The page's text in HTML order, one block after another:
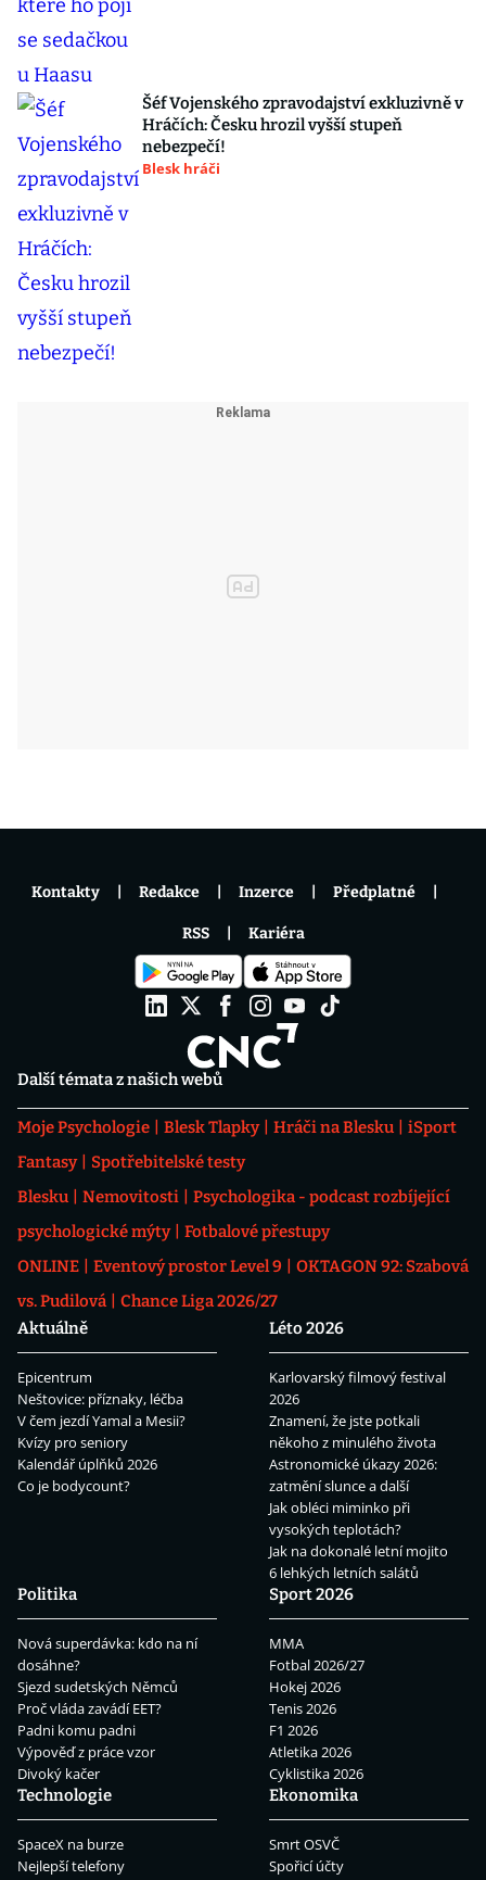
Šéf Vojenského zpravodajství exkluzivně v
Hráčích: Česku hrozil vyšší stupeň
nebezpečí!
Blesk hráči
Další témata z našich webů
Moje Psychologie Blesk Tlapky Hráči na Blesku
iSport
Fantasy
Spotřebitelské testy
Blesku
Nemovitosti
Psychologika - podcast rozbíjející
psychologické mýty
Fotbalové přestupy
ONLINE
Eventový prostor Level 9
OKTAGON 92: Szabová
vs. Pudilová
Chance Liga 2026/27
Aktuálně
Epicentrum
Neštovice: příznaky, léčba
V čem jezdí Yamal a Mesii?
Kvízy pro seniory
Kalendář úplňků 2026
Co je bodycount?
Léto 2026
Karlovarský filmový festival
2026
Znamení, že jste potkali
někoho z minulého života
Astronomické úkazy 2026:
zatmění slunce a další
Jak obléci miminko při
vysokých teplotách?
Jak na dokonalé letní mojito
6 lehkých letních salátů
Politika
Nová superdávka: kdo na ní
dosáhne?
Sjezd sudetských Němců
Proč vláda zavádí EET?
Padni komu padni
Výpověď z práce vzor
Divoký kačer
Sport 2026
MMA
Fotbal 2026/27
Hokej 2026
Tenis 2026
F1 2026
Atletika 2026
Cyklistika 2026
Technologie
SpaceX na burze
Nejlepší telefony
Ekonomika
Smrt OSVČ
Spořicí účty
Kontakty Redakce Inzerce Předplatné
RSS Kariéra